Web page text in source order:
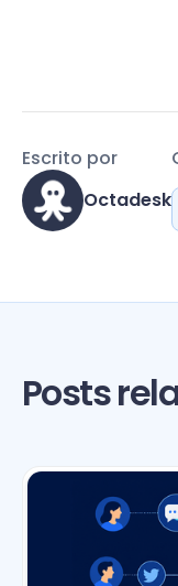
Escrito por
Octadesk
Posts